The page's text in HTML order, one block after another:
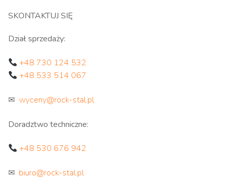
SKONTAKTUJ SIĘ
Dział sprzedaży:
+48 730 124 532
+48 533 514 067
✉ wyceny@rock-stal.pl
Doradztwo techniczne:
+48 530 676 942
✉ biuro@rock-stal.pl